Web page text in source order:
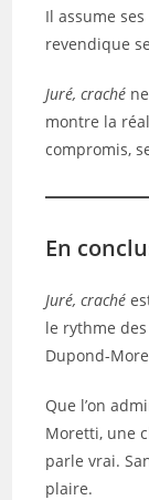
Il assume
revendique
Juré, craché
montre la
compromis,
En
Juré, craché
le rythme
Dupond-
Que l’on
Moretti, une
parle vrai.
plaire.